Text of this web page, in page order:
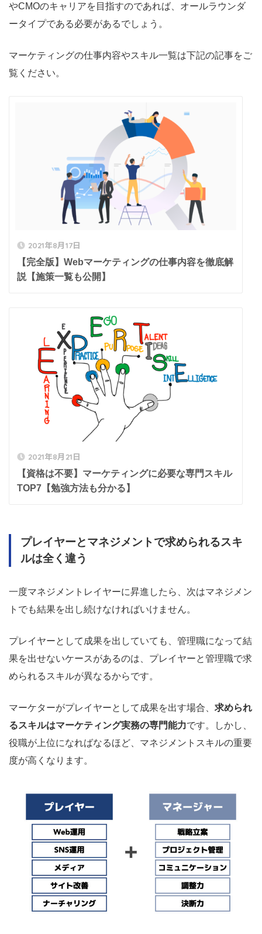
やCMOのキャリアを目指すのであれば、オールラウンダ
ータイプである必要があるでしょう。
マーケティングの仕事内容やスキル一覧は下記の記事をご
覧ください。
2021年8月17日
【完全版】Webマーケティングの仕事内容を徹底解
説【施策一覧も公開】
2021年8月21日
【資格は不要】マーケティングに必要な専門スキル
TOP7【勉強方法も分かる】
プレイヤーとマネジメントで求められるスキ
ルは全く違う
一度マネジメントレイヤーに昇進したら、次はマネジメン
トでも結果を出し続けなければいけません。
プレイヤーとして成果を出していても、管理職になって結
果を出せないケースがあるのは、プレイヤーと管理職で求
められるスキルが異なるからです。
マーケターがプレイヤーとして成果を出す場合、 求められ
るスキルはマーケティング実務の専門能力です。しかし、
役職が上位になればなるほど、マネジメントスキルの重要
度が高くなります。